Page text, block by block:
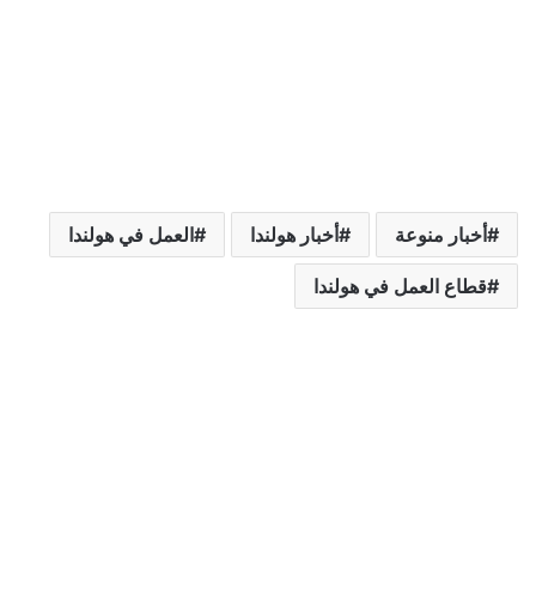
أخبار منوعة أخبار هولندا العمل في هولندا
قطاع العمل في هولندا